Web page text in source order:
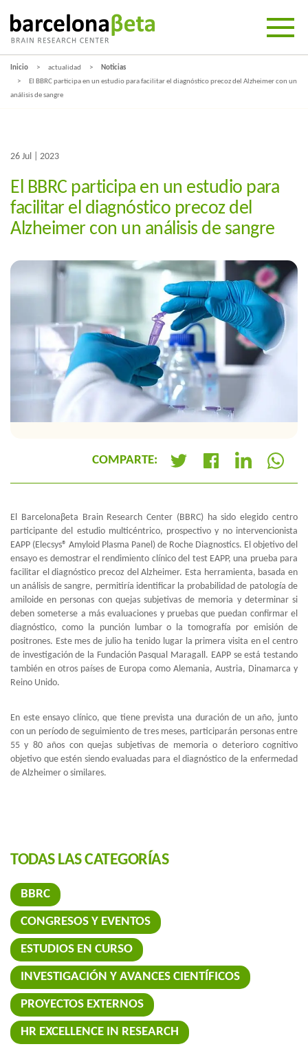
Inicio actualidad
Noticias
El BBRC participa en un estudio para facilitar el diagnóstico precoz del Alzheimer con un
análisis de sangre
26 Jul | 2023
El BBRC participa en un estudio para
facilitar el diagnóstico precoz del
Alzheimer con un análisis de sangre
COMPARTE:
El Barcelonaβeta Brain Research Center (BBRC) ha sido elegido centro
participante del estudio multicéntrico, prospectivo y no intervencionista
EAPP (Elecsys® Amyloid Plasma Panel) de Roche Diagnostics. El objetivo del
ensayo es demostrar el rendimiento clínico del test EAPP, una prueba para
facilitar el diagnóstico precoz del Alzheimer. Esta herramienta, basada en
un análisis de sangre, permitiría identificar la probabilidad de patología de
amiloide en personas con quejas subjetivas de memoria y determinar si
deben someterse a más evaluaciones y pruebas que puedan confirmar el
diagnóstico, como la punción lumbar o la tomografía por emisión de
positrones. Este mes de julio ha tenido lugar la primera visita en el centro
de investigación de la Fundación Pasqual Maragall. EAPP se está testando
también en otros países de Europa como Alemania, Austria, Dinamarca y
Reino Unido.
En este ensayo clínico, que tiene prevista una duración de un año, junto
con un período de seguimiento de tres meses, participarán personas entre
55 y 80 años con quejas subjetivas de memoria o deterioro cognitivo
objetivo que estén siendo evaluadas para el diagnóstico de la enfermedad
de Alzheimer o similares.
TODAS LAS CATEGORÍAS
BBRC
CONGRESOS Y EVENTOS
ESTUDIOS EN CURSO
INVESTIGACIÓN Y AVANCES CIENTÍFICOS
PROYECTOS EXTERNOS
HR EXCELLENCE IN RESEARCH